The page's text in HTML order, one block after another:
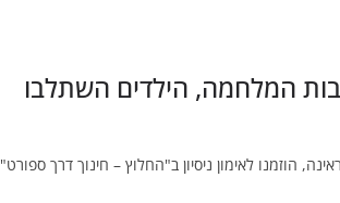
המלחמה, הילדים השתלבו
הוזמנו לאימון ניסיון ב"החלוץ – חינוך דרך ספורט"